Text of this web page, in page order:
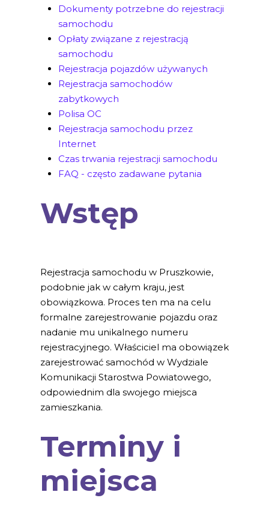
Dokumenty potrzebne do rejestracji
samochodu
Opłaty związane z rejestracją
samochodu
Rejestracja pojazdów używanych
Rejestracja samochodów
zabytkowych
Polisa OC
Rejestracja samochodu przez
Internet
Czas trwania rejestracji samochodu
FAQ - często zadawane pytania
Wstęp
Rejestracja samochodu w Pruszkowie,
podobnie jak w całym kraju, jest
obowiązkowa. Proces ten ma na celu
formalne zarejestrowanie pojazdu oraz
nadanie mu unikalnego numeru
rejestracyjnego. Właściciel ma obowiązek
zarejestrować samochód w Wydziale
Komunikacji Starostwa Powiatowego,
odpowiednim dla swojego miejsca
zamieszkania.
Terminy i
miejsca